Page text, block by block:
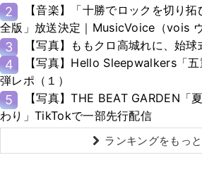
2
【音楽】「十勝でロックを切り
全版」放送決定｜MusicVoice（vois ヴ
3 【写真】ももクロ高城れに、始球
4
【写真】Hello Sleepwalkers「
弾レポ（１）
5
【写真】THE BEAT GARDEN「
わり」TikTokで一部先行配信
ランキングをもっ